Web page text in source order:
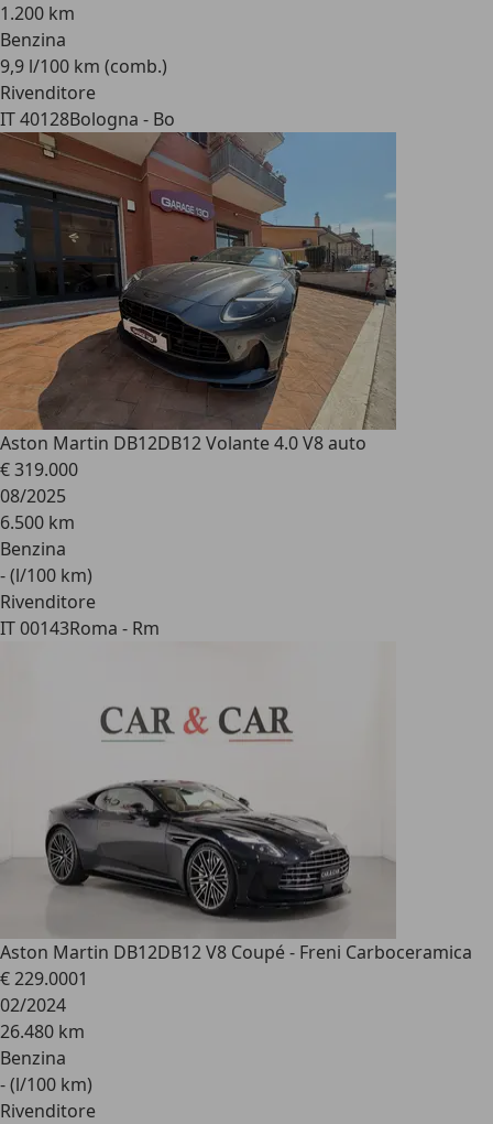
1.200 km
Benzina
9,9 l/100 km (comb.)
Rivenditore
IT 40128Bologna - Bo
Aston Martin DB12DB12 Volante 4.0 V8 auto
€ 319.000
08/2025
6.500 km
Benzina
- (l/100 km)
Rivenditore
IT 00143Roma - Rm
Aston Martin DB12DB12 V8 Coupé - Freni Carboceramica
€ 229.0001
02/2024
26.480 km
Benzina
- (l/100 km)
Rivenditore